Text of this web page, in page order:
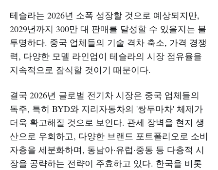
테슬라는 2026년 소폭 성장할 것으로 예상되지만,
2029년까지 300만 대 판매를 달성할 수 있을지는 불
투명하다. 중국 업체들의 기술 격차 축소, 가격 경쟁
력, 다양한 모델 라인업이 테슬라의 시장 점유율을
지속적으로 잠식할 것이기 때문이다.​
결국 2026년 글로벌 전기차 시장은 중국 업체들의
독주, 특히 BYD와 지리자동차의 '쌍두마차' 체제가
더욱 확고해질 것으로 보인다. 관세 장벽을 현지 생
산으로 우회하고, 다양한 브랜드 포트폴리오로 소비
자층을 세분화하며, 동남아·유럽·중동 등 다층적 시
장을 공략하는 전략이 주효하고 있다. 한국을 비롯